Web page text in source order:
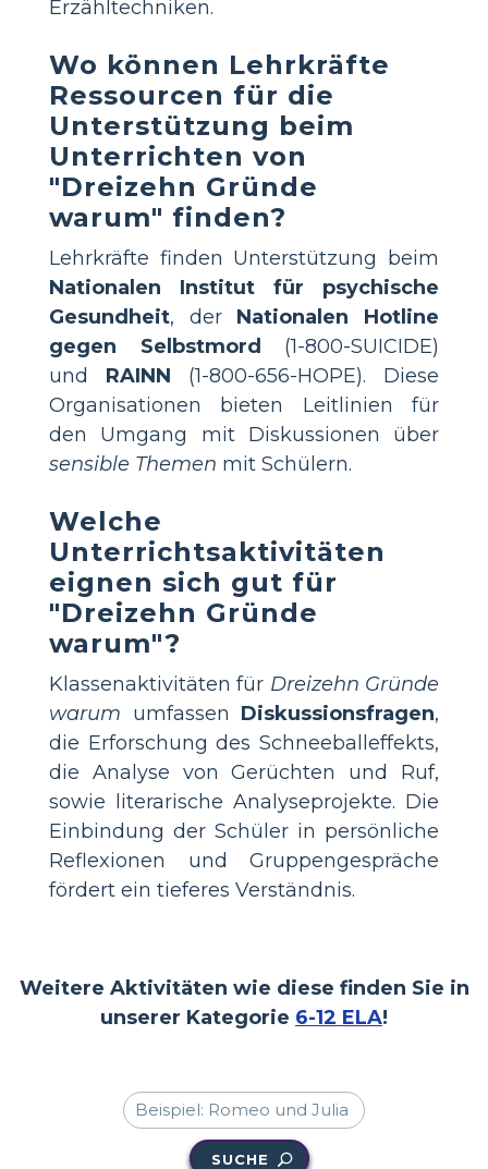
Erzähltechniken.
Wo können Lehrkräfte
Ressourcen für die
Unterstützung beim
Unterrichten von
"Dreizehn Gründe
warum" finden?
Lehrkräfte finden Unterstützung beim
Nationalen Institut für psychische
Gesundheit, der Nationalen Hotline
gegen Selbstmord
(1-800-SUICIDE)
und RAINN (1-800-656-HOPE). Diese
Organisationen bieten Leitlinien für
den Umgang mit Diskussionen über
sensible Themen mit Schülern.
Welche
Unterrichtsaktivitäten
eignen sich gut für
"Dreizehn Gründe
warum"?
Klassenaktivitäten für Dreizehn Gründe
warum umfassen Diskussionsfragen,
die Erforschung des Schneeballeffekts,
die Analyse von Gerüchten und Ruf,
sowie literarische Analyseprojekte. Die
Einbindung der Schüler in persönliche
Reflexionen und Gruppengespräche
fördert ein tieferes Verständnis.
Weitere Aktivitäten wie diese finden Sie in
unserer Kategorie 6-12 ELA!
SUCHE